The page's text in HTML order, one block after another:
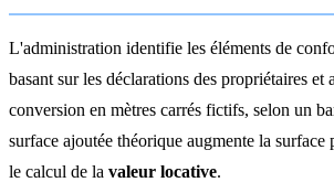
L'administration identifie les éléments de
basant sur les déclarations des propriétaires et
conversion en mètres carrés fictifs, selon un
surface ajoutée théorique augmente la surface
le calcul de la valeur locative.